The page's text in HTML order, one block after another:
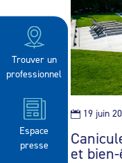
Trouver un
professionnel
Espace
presse
et
 19 juin